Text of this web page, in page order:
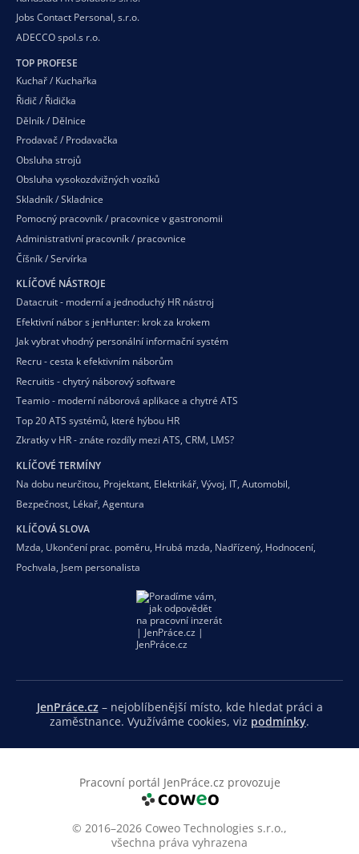
Jobs Contact Personal, s.r.o.
ADECCO spol.s r.o.
TOP PROFESE
Kuchař / Kuchařka
Řidič / Řidička
Dělník / Dělnice
Prodavač / Prodavačka
Obsluha strojů
Obsluha vysokozdvižných vozíků
Skladník / Skladnice
Pomocný pracovník / pracovnice v gastronomii
Administrativní pracovník / pracovnice
Číšník / Servírka
KLÍČOVÉ NÁSTROJE
Datacruit - moderní a jednoduchý HR nástroj
Efektivní nábor s jenHunter: krok za krokem
Jak vybrat vhodný personální informační systém
Recru - cesta k efektivním náborům
Recruitis - chytrý náborový software
Teamio - moderní náborová aplikace a chytré ATS
Top 20 ATS systémů, které hýbou HR
Zkratky v HR - znáte rozdíly mezi ATS, CRM, LMS?
KLÍČOVÉ TERMÍNY
Na dobu neurčitou, Projektant, Elektrikář, Vývoj, IT, Automobil,
Bezpečnost, Lékař, Agentura
KLÍČOVÁ SLOVA
Mzda, Ukončení prac. poměru, Hrubá mzda, Nadřízený, Hodnocení,
Pochvala, Jsem personalista
JenPráce.cz – nejoblíbenější místo, kde hledat práci a
zaměstnance. Využíváme cookies, viz podmínky.
Pracovní portál JenPráce.cz provozuje
© 2016–2026 Coweo Technologies s.r.o.,
všechna práva vyhrazena